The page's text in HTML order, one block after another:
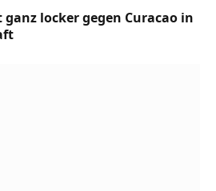
locker gegen Curacao in